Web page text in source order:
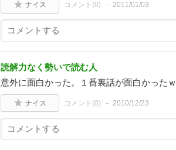
ナイス コメント(0) 2011/01/03
読解力なく勢いで読む人
意外に面白かった。１番裏話が面白かったｗ
ナイス コメント(0) 2010/12/23